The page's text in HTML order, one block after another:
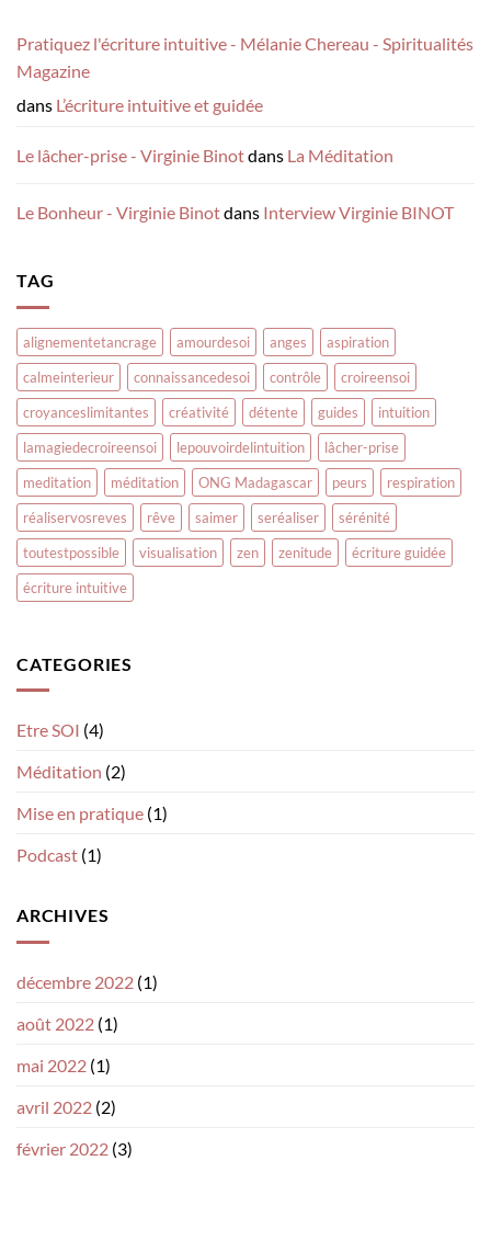
Pratiquez l'écriture intuitive - Mélanie Chereau - Spiritualités
Magazine
dans L’écriture intuitive et guidée
Le lâcher-prise - Virginie Binotdans La Méditation
Le Bonheur - Virginie Binotdans Interview Virginie BINOT
TAG
alignementetancrage amourdesoi anges
aspiration
calmeinterieur
connaissancedesoi contrôle
croireensoi
croyanceslimitantes
créativité détente guides
intuition
lamagiedecroireensoi
lepouvoirdelintuition
lâcher-prise
meditation
méditation ONG Madagascar peurs
respiration
réaliservosreves
rêve saimer seréaliser
sérénité
toutestpossible
visualisation zen zenitude
écriture guidée
écriture intuitive
CATEGORIES
Etre SOI (4)
Méditation (2)
Mise en pratique (1)
Podcast (1)
ARCHIVES
décembre 2022 (1)
août 2022 (1)
mai 2022 (1)
avril 2022 (2)
février 2022 (3)